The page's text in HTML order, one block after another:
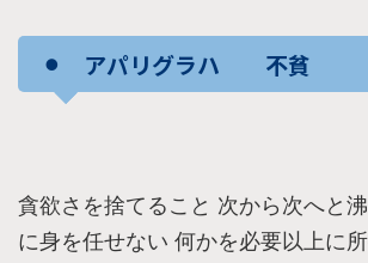
⚫︎ アパリグラハ 不貧
貪欲さを捨てること 次から次へと
に身を任せない 何かを必要以上に